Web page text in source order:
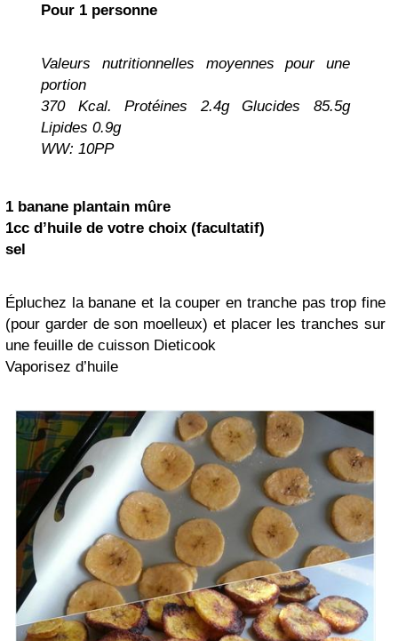
Pour 1 personne
Valeurs nutritionnelles moyennes pour une
portion
370 Kcal. Protéines 2.4g Glucides 85.5g
Lipides 0.9g
WW: 10PP
1 banane plantain mûre
1cc d’huile de votre choix (facultatif)
sel
Épluchez la banane et la couper en tranche pas trop fine
(pour garder de son moelleux) et placer les tranches sur
une feuille de cuisson Dieticook
Vaporisez d’huile